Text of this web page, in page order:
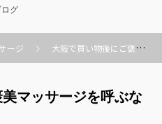
ログ
ージ 大阪で買い物後にご褒美マッサージを呼ぶなら
マッサージを呼ぶな